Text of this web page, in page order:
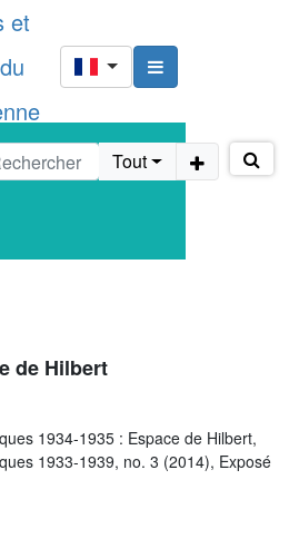
et
Tout
de Hilbert
1934-1935 : Espace de Hilbert,
1933-1939, no. 3 (2014), Exposé